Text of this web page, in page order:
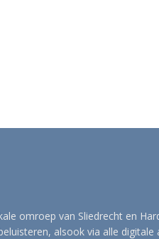
omroep van Sliedrecht en
alsook via alle digitale